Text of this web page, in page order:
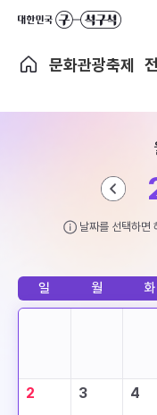
문화관광축제
날짜를 선택하면
일 월 화
2 3 4